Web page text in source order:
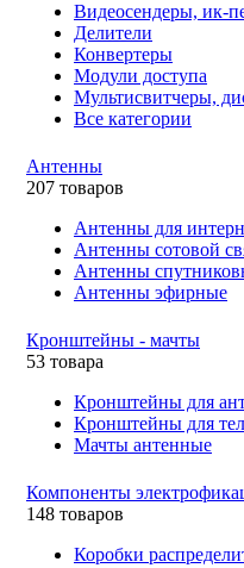
Видеосендеры, ик-
Делители
Конвертеры
Модули доступа
Мультисвитчеры,
Все категории
Антенны
207 товаров
Антенны для
Антенны сотовой
Антенны
Антенны эфирные
Кронштейны - мачты
53 товара
Кронштейны для
Кронштейны для
Мачты антенные
Компоненты
148 товаров
Коробки